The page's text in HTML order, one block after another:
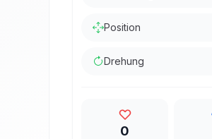
Position
Drehung
0